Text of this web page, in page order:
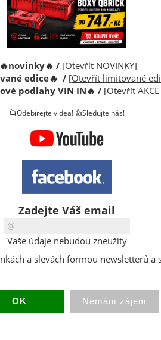
🔥novinky🔥 / [Otevřít NOVINKY]
edice🔥 / [Otevřít limitované
podlahy VIN IN🔥 / [Otevřít
📺Odebírejte videa! 👍Sledujte nás!
Zadejte Váš email
Vaše údaje nebudou zneužity
a slevách formou newsletterů a